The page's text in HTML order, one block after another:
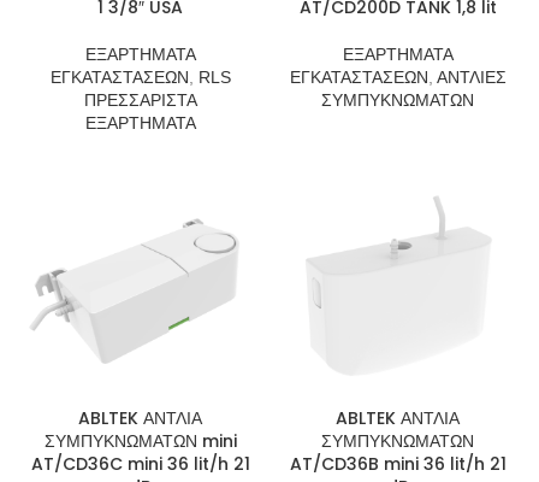
1 3/8″ USA
ΕΞΑΡΤΗΜΑΤΑ
ΕΓΚΑΤΑΣΤΑΣΕΩΝ
RLS
ΠΡΕΣΣΑΡΙΣΤΑ
ΕΞΑΡΤΗΜΑΤΑ
AT/CD200D TANK 1,8 lit
ΕΞΑΡΤΗΜΑΤΑ
ΕΓΚΑΤΑΣΤΑΣΕΩΝ ΑΝΤΛΙΕΣ
ΣΥΜΠΥΚΝΩΜΑΤΩΝ
ABLTEK ΑΝΤΛΙΑ
ΣΥΜΠΥΚΝΩΜΑΤΩΝ mini
AT/CD36C mini 36 lit/h 21
ABLTEK ΑΝΤΛΙΑ
ΣΥΜΠΥΚΝΩΜΑΤΩΝ
AT/CD36B mini 36 lit/h 21